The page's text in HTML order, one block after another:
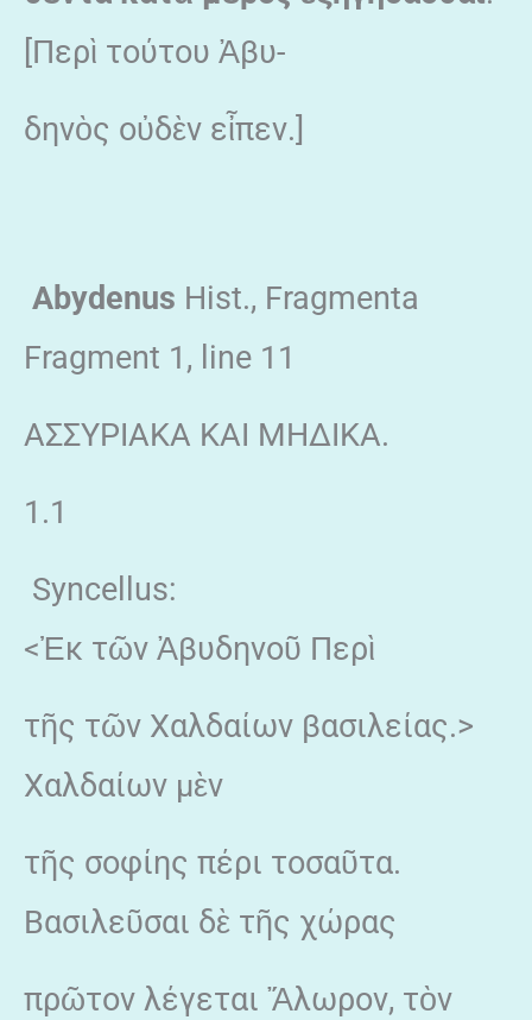
[Περὶ τούτου Ἀβυ-
δηνὸς οὐδὲν εἶπεν.]
Abydenus Hist., Fragmenta
Fragment 1, line 11
ΑΣΣΥΡΙΑΚΑ ΚΑΙ ΜΗΔΙΚΑ.
1.1
Syncellus:
<Ἐκ τῶν Ἀβυδηνοῦ Περὶ
τῆς τῶν Χαλδαίων βασιλείας.>
Χαλδαίων μὲν
τῆς σοφίης πέρι τοσαῦτα.
Βασιλεῦσαι δὲ τῆς χώρας
πρῶτον λέγεται Ἄλωρον, τὸν